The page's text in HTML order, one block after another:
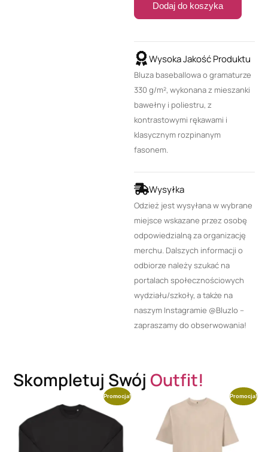
Dodaj do koszyka
Wysoka Jakość Produktu
Bluza baseballowa o gramaturze
330 g/m², wykonana z mieszanki
bawełny i poliestru, z
kontrastowymi rękawami i
klasycznym rozpinanym
fasonem.
Wysyłka
Odzież jest wysyłana w wybrane
miejsce wskazane przez osobę
odpowiedzialną za organizację
merchu. Dalszych informacji o
odbiorze należy szukać na
portalach społecznościowych
wydziału/szkoły, a także na
naszym Instagramie @Bluzlo –
zapraszamy do obserwowania!
Skompletuj SwójOutfit!
Promocja! Promocja!